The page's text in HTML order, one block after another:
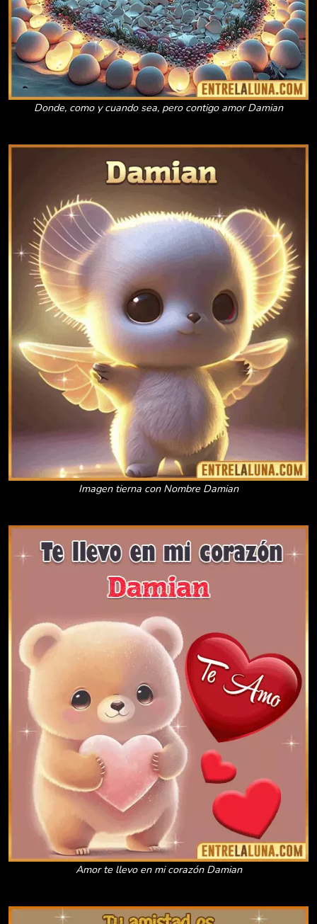
Donde, como y cuando sea, pero contigo amor Damian
Imagen tierna con Nombre Damian
Amor te llevo en mi corazón Damian